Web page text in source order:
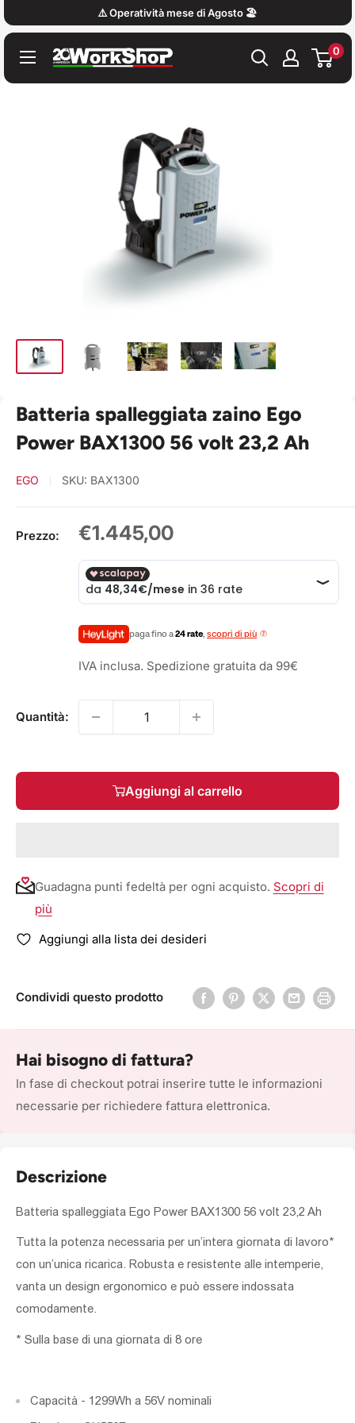
al
contenuto
⚠️ Operatività mese di Agosto 🏖️
Work
0
Batteria spalleggiata zaino Ego
Power BAX1300 56 volt 23,2 Ah
EGO SKU: BAX1300
Prezzo:
Prezzo
€1.445,00
paga fino a24 rate, scopri di più
IVA inclusa. Spedizione gratuita da 99€
Quantità:
Aggiungi al carrello
Guadagna punti fedeltà per ogni acquisto. Scopri di
più
Aggiungi alla lista dei desideri
Condividi questo prodotto
Hai bisogno di fattura?
In fase di checkout potrai inserire tutte le informazioni
necessarie per richiedere fattura elettronica.
Descrizione
Batteria spalleggiata Ego Power BAX1300 56 volt 23,2 Ah
Tutta la potenza necessaria per un’intera giornata di lavoro*
con un’unica ricarica. Robusta e resistente alle intemperie,
vanta un design ergonomico e può essere indossata
comodamente.
* Sulla base di una giornata di 8 ore
Capacità - 1299Wh a 56V nominali